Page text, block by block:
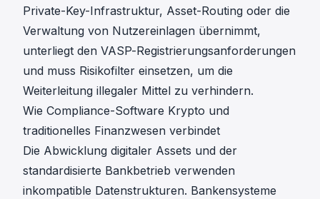
Private-Key-Infrastruktur, Asset-Routing oder die
Verwaltung von Nutzereinlagen übernimmt,
unterliegt den VASP-Registrierungsanforderungen
und muss Risikofilter einsetzen, um die
Weiterleitung illegaler Mittel zu verhindern.
Wie Compliance-Software Krypto und
traditionelles Finanzwesen verbindet
Die Abwicklung digitaler Assets und der
standardisierte Bankbetrieb verwenden
inkompatible Datenstrukturen. Bankensysteme